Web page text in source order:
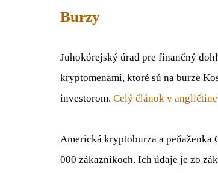
Burzy
Juhokórejský úrad pre finančný
kryptomenami, ktoré sú na burze
investorom. Celý článok v
Americká kryptoburza a peňaženka
000 zákazníkoch. Ich údaje je zo